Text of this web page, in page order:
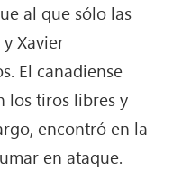
al que sólo las
Xavier
El canadiense
los tiros libres y
encontró en la
en ataque.